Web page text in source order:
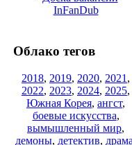
InFanDub
Облако тегов
2018, 2019, 2020, 2021 ,
2022, 2023, 2024, 2025,
Южная Корея, ангст,
боевые искусства,
вымышленный мир,
демоны, детектив, драма